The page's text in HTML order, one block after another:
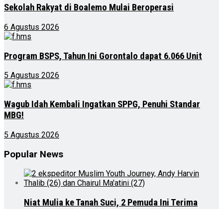
Sekolah Rakyat di Boalemo Mulai Beroperasi
6 Agustus 2026
Program BSPS, Tahun Ini Gorontalo dapat 6.066 Unit
5 Agustus 2026
Wagub Idah Kembali Ingatkan SPPG, Penuhi Standar
MBG!
5 Agustus 2026
Popular News
Niat Mulia ke Tanah Suci, 2 Pemuda Ini Terima